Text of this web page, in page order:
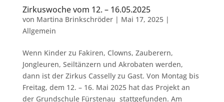
Zirkuswoche vom 12. – 16.05.2025
von Martina Brinkschröder| Mai 17, 2025|
Allgemein
Wenn Kinder zu Fakiren, Clowns, Zauberern,
Jongleuren, Seiltänzern und Akrobaten werden,
dann ist der Zirkus Casselly zu Gast. Von Montag bis
Freitag, dem 12. – 16. Mai 2025 hat das Projekt an
der Grundschule Fürstenau stattgefunden. Am